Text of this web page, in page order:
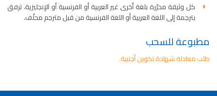
كل وثيقة محرّرة بلغة أخرى غير العربية أو الفرنسية أو الإنجليزية، ترفق
بترجمة إلى اللغة العربية أو اللغة الفرنسية من قبل مترجم محلّف.
مطبوعة للسحب
طلب معادلة شهادة تكوين أجنبية.